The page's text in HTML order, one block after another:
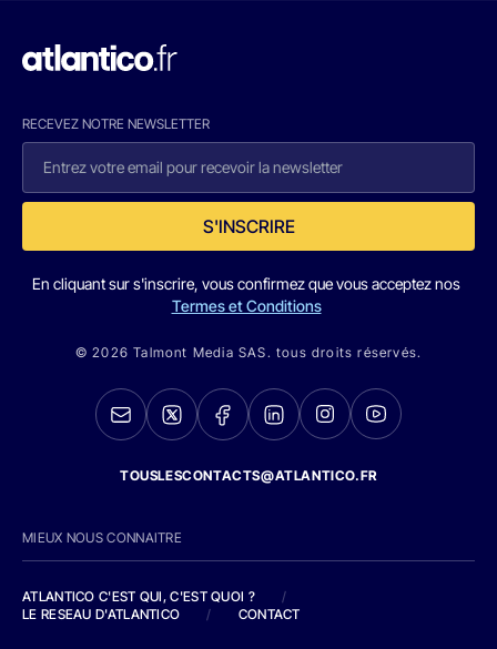
RECEVEZ NOTRE NEWSLETTER
S'INSCRIRE
En cliquant sur s'inscrire, vous confirmez que vous acceptez nos
Termes et Conditions
© 2026 Talmont Media SAS. tous droits réservés.
TOUSLESCONTACTS@ATLANTICO.FR
MIEUX NOUS CONNAITRE
ATLANTICO C'EST QUI, C'EST QUOI ?
/
LE RESEAU D'ATLANTICO
/ CONTACT